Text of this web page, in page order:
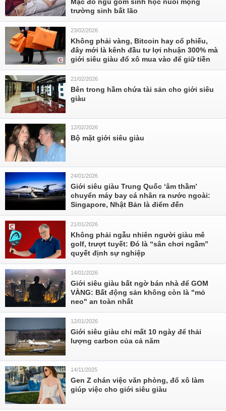
trường sinh bất lão
23/02/2026
Không phải vàng, Bitcoin hay cổ phiếu,
đây mới là kênh đầu tư lợi nhuận 300% mà
giới siêu giàu đổ xô mua vào để giữ tiền
21/02/2026
Bên trong hầm chứa tài sản cho giới siêu
giàu
12/02/2026
Bộ mặt giới siêu giàu
24/01/2026
Giới siêu giàu Trung Quốc ‘âm thầm’
chuyển máy bay cá nhân ra nước ngoài:
Singapore, Nhật Bản là điểm đến
21/01/2026
Không phải ngẫu nhiên người giàu mê
golf, trượt tuyết: Đó là “sân chơi ngầm”
quyết định sự nghiệp
14/01/2026
Giới siêu giàu bất ngờ bán nhà để GOM
VÀNG: Bất động sản không còn là "mỏ
neo" an toàn nhất
12/01/2026
Giới siêu giàu chỉ mất 10 ngày để thải
lượng carbon của cả năm
14/11/2025
Gen Z chán việc văn phòng, đổ xô làm
giúp việc cho giới siêu giàu